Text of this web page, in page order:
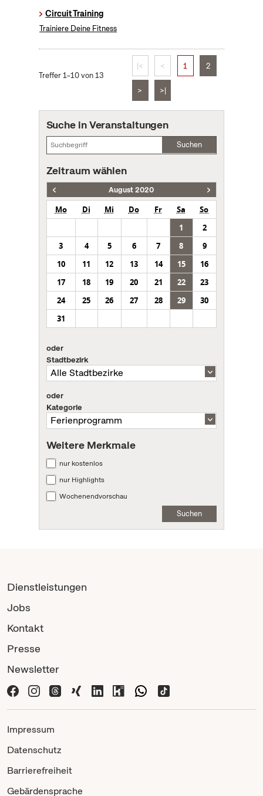
Circuit Training
Trainiere Deine Fitness
Treffer 1–10 von 13
|< < 1 2
> >|
Suche in Veranstaltungen
Suchen
Zeitraum wählen
August 2020
Mo Di Mi Do Fr Sa
So
1
2
3
4 5 6 7 8
9
10
11 12 13 14 15
16
17
18 19 20 21 22
23
24
25 26 27 28 29
30
31
oder
Stadtbezirk
oder
Kategorie
Weitere Merkmale
nur kostenlos
nur Highlights
Wochenendvorschau
Suchen
Dienstleistungen
Jobs
Kontakt
Presse
Newsletter
Impressum
Datenschutz
Barrierefreiheit
Gebärdensprache